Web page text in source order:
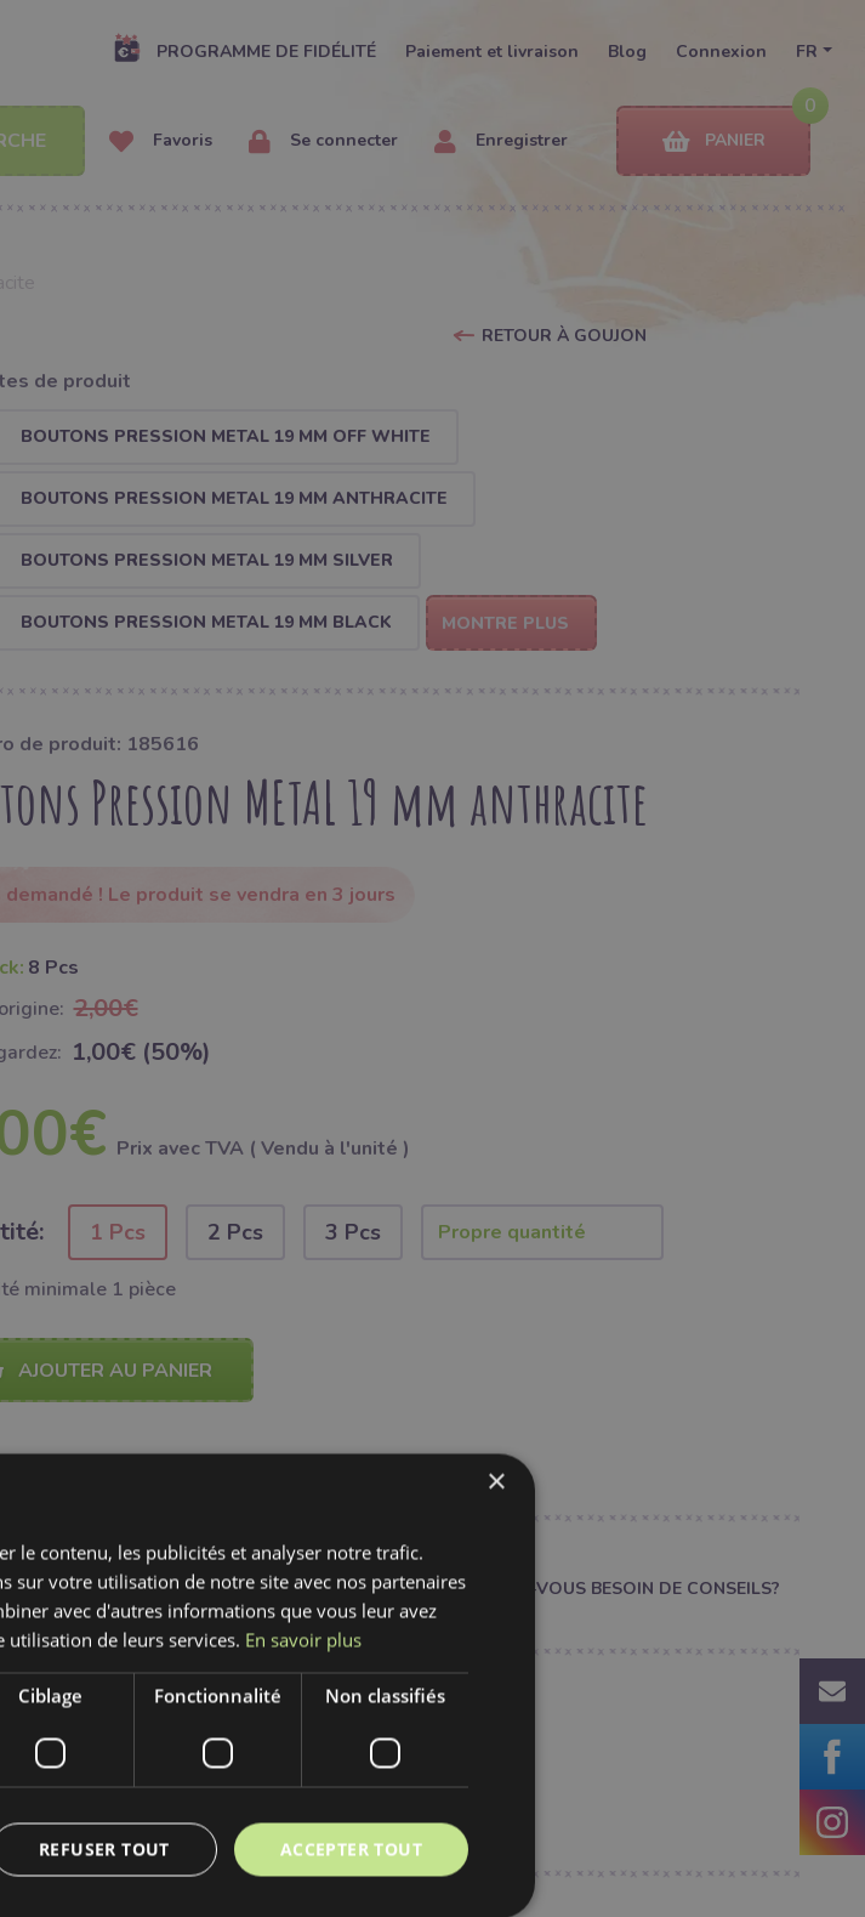
PROGRAMME DE FIDÉLITÉ Paiement et livraison Blog Connexion FR
Favoris Se connecter Enregistrer
0
PANIER
RETOUR À GOUJON
de produit
BOUTONS PRESSION METAL 19 MM OFF WHITE
BOUTONS PRESSION METAL 19 MM ANTHRACITE
BOUTONS PRESSION METAL 19 MM SILVER
BOUTONS PRESSION METAL 19 MM BLACK MONTRE PLUS
de produit: 185616
Pression METAL 19 mm anthracite
demandé ! Le produit se vendra en 3 jours
8 Pcs
2,00€
1,00€ (50%)
Prix ​​avec TVA ( Vendu à l'unité )
1 Pcs 2 Pcs 3 Pcs
minimale 1 pièce
AJOUTER AU PANIER
PARTAGER AVEZ-VOUS BESOIN DE CONSEILS?
Mercerie
Bubulákovo s.r.o www.bubutissus,fr
×
le contenu, les publicités et analyser notre trafic.
sur votre utilisation de notre site avec nos partenaires
avec d'autres informations que vous leur avez
de leurs services. En savoir plus
Ciblage Fonctionnalité Non classifiés
ACCEPTER TOUT
REFUSER TOUT